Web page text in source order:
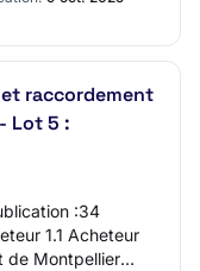
raccordement
Lot 5 :
:34
1.1 Acheteur
de Montpellier